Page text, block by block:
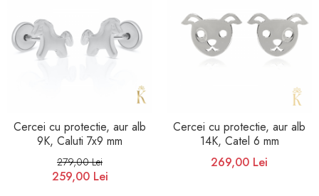
Cercei cu protectie, aur alb
9K, Caluti 7x9 mm
279,00 Lei
259,00 Lei
Cercei cu protectie, aur alb
14K, Catel 6 mm
269,00 Lei